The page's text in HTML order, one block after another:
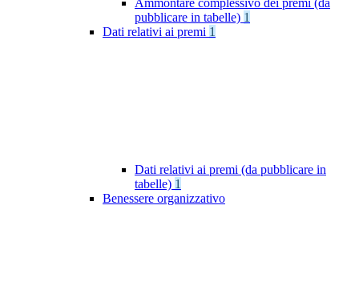
Ammontare complessivo dei premi (da
pubblicare in tabelle) 1
Dati relativi ai premi 1
Dati relativi ai premi (da pubblicare in
tabelle) 1
Benessere organizzativo